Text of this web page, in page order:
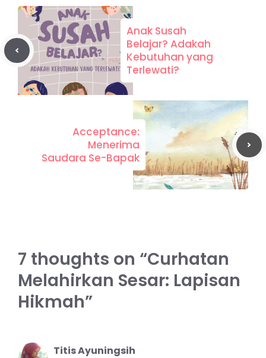
Anak Susah
Belajar? Adakah
Kebutuhan yang
Terlewati?
Acceptance:
Menerima
Saudara Se-Bapak
7 thoughts on “Curhatan
Melahirkan Sesar: Lapisan
Hikmah”
Titis Ayuningsih